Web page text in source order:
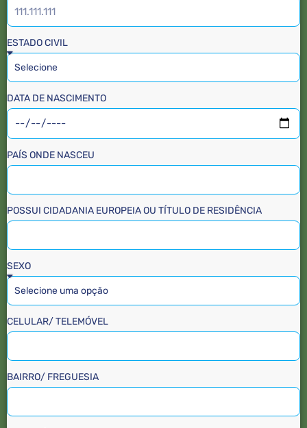
ESTADO CIVIL
DATA DE NASCIMENTO
PAÍS ONDE NASCEU
POSSUI CIDADANIA EUROPEIA OU TÍTULO DE RESIDÊNCIA
SEXO
CELULAR/ TELEMÓVEL
BAIRRO/ FREGUESIA